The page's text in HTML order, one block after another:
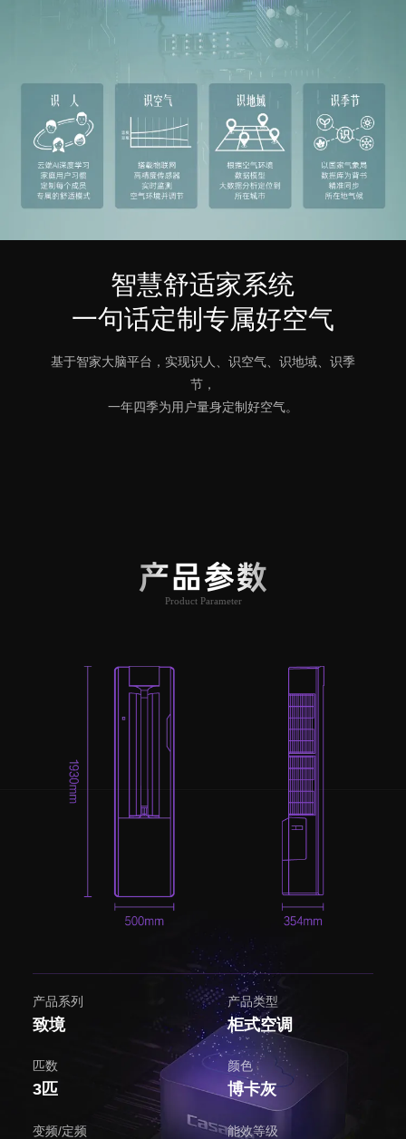
智慧舒适家系统
一句话定制专属好空气
基于智家大脑平台，实现识人、识空气、识地域、识季
节，
一年四季为用户量身定制好空气。
产品参数
Product Parameter
产品系列
致境
产品类型
柜式空调
匹数
3匹
颜色
博卡灰
变频/定频 能效等级